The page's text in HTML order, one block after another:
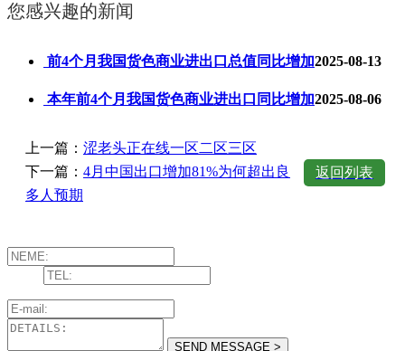
您感兴趣的新闻
前4个月我国货色商业进出口总值同比增加2025-08-13
本年前4个月我国货色商业进出口同比增加2025-08-06
上一篇： 涩老头正在线一区二区三区
下一篇： 4月中国出口增加81%为何超出良
多人预期
返回列表